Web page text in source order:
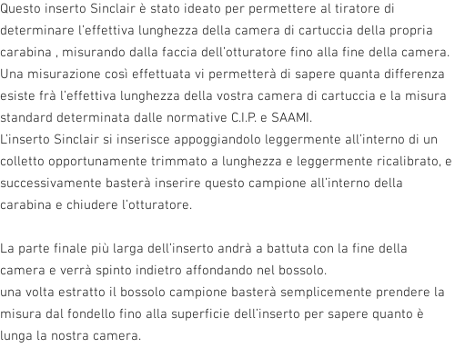
Questo inserto Sinclair è stato ideato per permettere al tiratore di
determinare l’effettiva lunghezza della camera di cartuccia della propria
carabina , misurando dalla faccia dell’otturatore fino alla fine della camera.
Una misurazione così effettuata vi permetterà di sapere quanta differenza
esiste frà l’effettiva lunghezza della vostra camera di cartuccia e la misura
standard determinata dalle normative C.I.P. e SAAMI.
L’inserto Sinclair si inserisce appoggiandolo leggermente all’interno di un
colletto opportunamente trimmato a lunghezza e leggermente ricalibrato, e
successivamente basterà inserire questo campione all’interno della
carabina e chiudere l’otturatore.
La parte finale più larga dell’inserto andrà a battuta con la fine della
camera e verrà spinto indietro affondando nel bossolo.
una volta estratto il bossolo campione basterà semplicemente prendere la
misura dal fondello fino alla superficie dell’inserto per sapere quanto è
lunga la nostra camera.